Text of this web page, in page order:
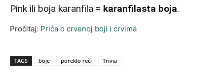
Pink ili boja karanfila = karanfilasta boja.
Pročitaj: Priča o crvenoj boji i crvima
TAGS boje poreklo reči Trivia